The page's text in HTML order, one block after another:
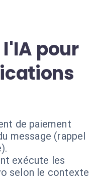
pour
de paiement
message (rappel
exécute les
selon le contexte